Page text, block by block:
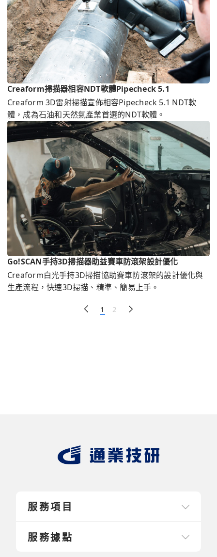
Creaform掃描器相容NDT軟體Pipecheck 5.1
Creaform 3D雷射掃描宣佈相容Pipecheck 5.1 NDT軟
體，成為石油和天然氣產業首選的NDT軟體。
Go!SCAN手持3D掃描器助益賽車防滾架設計優化
Creaform白光手持3D掃描協助賽車防滾架的設計優化與
生產流程，快速3D掃描、精準、簡易上手。
1 2
服務項目
服務據點